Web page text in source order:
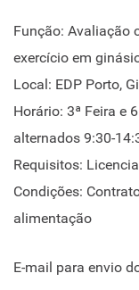
Função: Avaliação
exercício em
Local: EDP Porto,
Horário: 3ª Feira e
alternados 9:30-
Requisitos:
Condições:
alimentação
E-mail para envio